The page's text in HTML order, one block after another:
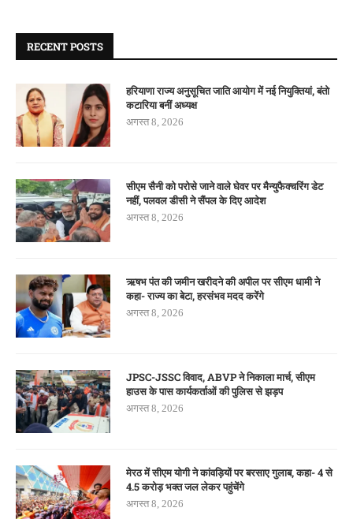
RECENT POSTS
हरियाणा राज्य अनुसूचित जाति आयोग में नई नियुक्तियां, बंतो
कटारिया बनीं अध्यक्ष
अगस्त 8, 2026
सीएम सैनी को परोसे जाने वाले घेवर पर मैन्युफैक्चरिंग डेट
नहीं, पलवल डीसी ने सैंपल के दिए आदेश
अगस्त 8, 2026
ऋषभ पंत की जमीन खरीदने की अपील पर सीएम धामी ने
कहा- राज्य का बेटा, हरसंभव मदद करेंगे
अगस्त 8, 2026
JPSC-JSSC विवाद, ABVP ने निकाला मार्च, सीएम
हाउस के पास कार्यकर्ताओं की पुलिस से झड़प
अगस्त 8, 2026
मेरठ में सीएम योगी ने कांवड़ियों पर बरसाए गुलाब, कहा- 4 से
4.5 करोड़ भक्त जल लेकर पहुंचेंगे
अगस्त 8, 2026